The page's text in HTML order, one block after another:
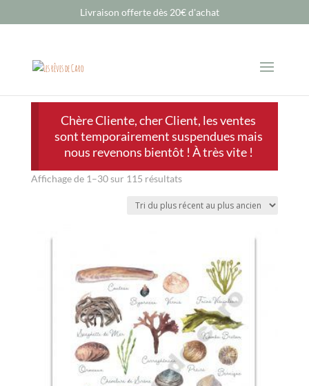
Livraison offerte dès 20€ d'achat
Chère Cliente, cher Client, les ventes
sont temporairement suspendues mais
nous revenons bientôt ! À très vite !
Affichage de 1–30 sur 115 résultatsTrié
plus
ancien